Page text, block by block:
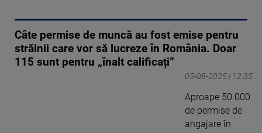
Câte permise de muncă au fost emise pentru
străinii care vor să lucreze în România. Doar
115 sunt pentru „înalt calificați”
05-08-2025 | 12:35
Aproape 50.000
de permise de
angajare în